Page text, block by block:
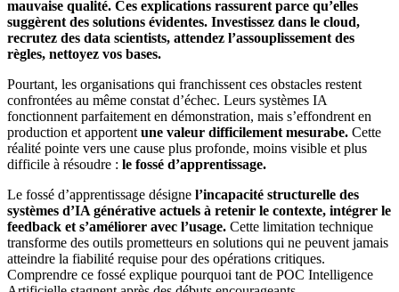
mauvaise qualité. Ces explications rassurent parce qu’elles
suggèrent des solutions évidentes. Investissez dans le cloud,
recrutez des data scientists, attendez l’assouplissement des
règles, nettoyez vos bases.
Pourtant, les organisations qui franchissent ces obstacles restent
confrontées au même constat d’échec. Leurs systèmes IA
fonctionnent parfaitement en démonstration, mais s’effondrent en
production et apportent une valeur difficilement mesurabe. Cette
réalité pointe vers une cause plus profonde, moins visible et plus
difficile à résoudre : le fossé d’apprentissage.
Le fossé d’apprentissage désigne l’incapacité structurelle des
systèmes d’IA générative actuels à retenir le contexte, intégrer le
feedback et s’améliorer avec l’usage. Cette limitation technique
transforme des outils prometteurs en solutions qui ne peuvent jamais
atteindre la fiabilité requise pour des opérations critiques.
Comprendre ce fossé explique pourquoi tant de POC Intelligence